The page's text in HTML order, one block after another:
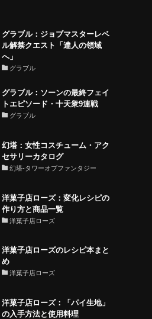
グラブル：ジョブマスターレベ
ル解禁クエスト「達人の領域
へ」
グラブル
グラブル：ソーンの最終フェイ
トエピソード・十天衆9連戦
グラブル
幻塔：女性コスチューム・アク
セサリーカタログ
幻塔-タワーオブファンタジー
洋菓子店ローズ：変化レシピの
作り方と商品一覧
洋菓子店ローズ
洋菓子店ローズのレシピ本まと
め
洋菓子店ローズ
洋菓子店ローズ：「パイ生地」
の入手方法と使用料理